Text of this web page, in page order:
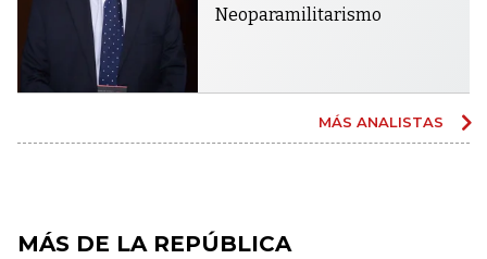
Neoparamilitarismo
MÁS ANALISTAS
MÁS DE LA REPÚBLICA